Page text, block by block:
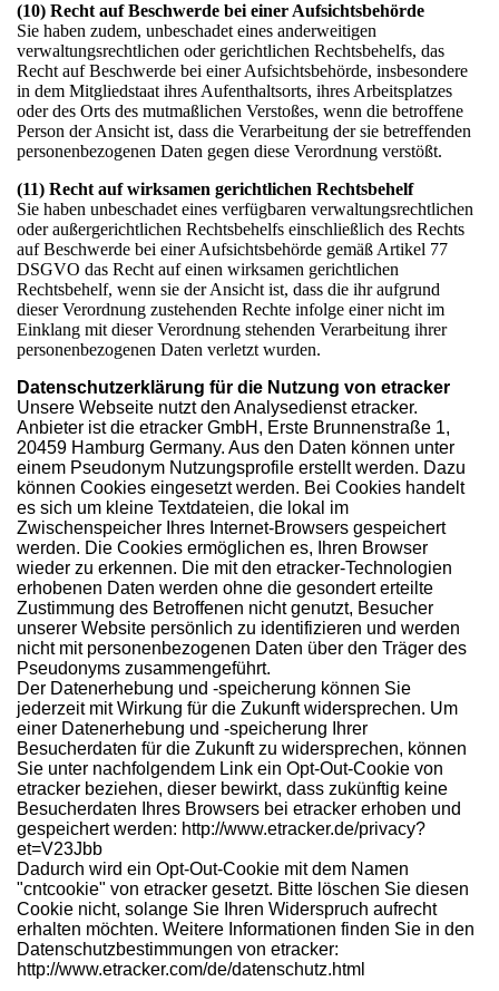
(10) Recht auf Beschwerde bei einer Aufsichtsbehörde
Sie haben zudem, unbeschadet eines anderweitigen
verwaltungsrechtlichen oder gerichtlichen Rechtsbehelfs, das
Recht auf Beschwerde bei einer Aufsichtsbehörde, insbesondere
in dem Mitgliedstaat ihres Aufenthaltsorts, ihres Arbeitsplatzes
oder des Orts des mutmaßlichen Verstoßes, wenn die betroffene
Person der Ansicht ist, dass die Verarbeitung der sie betreffenden
personenbezogenen Daten gegen diese Verordnung verstößt.
(11) Recht auf wirksamen gerichtlichen Rechtsbehelf
Sie haben unbeschadet eines verfügbaren verwaltungsrechtlichen
oder außergerichtlichen Rechtsbehelfs einschließlich des Rechts
auf Beschwerde bei einer Aufsichtsbehörde gemäß Artikel 77
DSGVO das Recht auf einen wirksamen gerichtlichen
Rechtsbehelf, wenn sie der Ansicht ist, dass die ihr aufgrund
dieser Verordnung zustehenden Rechte infolge einer nicht im
Einklang mit dieser Verordnung stehenden Verarbeitung ihrer
personenbezogenen Daten verletzt wurden.
Datenschutzerklärung für die Nutzung von etracker
Unsere Webseite nutzt den Analysedienst etracker.
Anbieter ist die etracker GmbH, Erste Brunnenstraße 1,
20459 Hamburg Germany. Aus den Daten können unter
einem Pseudonym Nutzungsprofile erstellt werden. Dazu
können Cookies eingesetzt werden. Bei Cookies handelt
es sich um kleine Textdateien, die lokal im
Zwischenspeicher Ihres Internet-Browsers gespeichert
werden. Die Cookies ermöglichen es, Ihren Browser
wieder zu erkennen. Die mit den etracker-Technologien
erhobenen Daten werden ohne die gesondert erteilte
Zustimmung des Betroffenen nicht genutzt, Besucher
unserer Website persönlich zu identifizieren und werden
nicht mit personenbezogenen Daten über den Träger des
Pseudonyms zusammengeführt.
Der Datenerhebung und -speicherung können Sie
jederzeit mit Wirkung für die Zukunft widersprechen. Um
einer Datenerhebung und -speicherung Ihrer
Besucherdaten für die Zukunft zu widersprechen, können
Sie unter nachfolgendem Link ein Opt-Out-Cookie von
etracker beziehen, dieser bewirkt, dass zukünftig keine
Besucherdaten Ihres Browsers bei etracker erhoben und
gespeichert werden: http://www.etracker.de/privacy?
et=V23Jbb
Dadurch wird ein Opt-Out-Cookie mit dem Namen
"cntcookie" von etracker gesetzt. Bitte löschen Sie diesen
Cookie nicht, solange Sie Ihren Widerspruch aufrecht
erhalten möchten. Weitere Informationen finden Sie in den
Datenschutzbestimmungen von etracker:
http://www.etracker.com/de/datenschutz.html